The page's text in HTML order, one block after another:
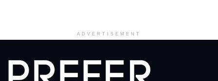
ADVERTISEMENT